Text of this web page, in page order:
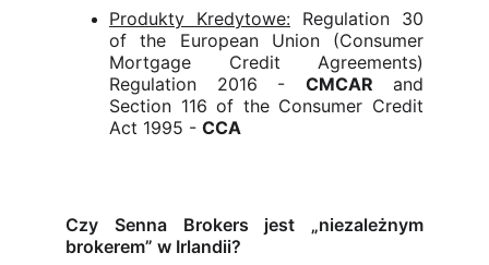
Produkty Kredytowe: Regulation 30
of the European Union (Consumer
Mortgage Credit Agreements)
Regulation 2016 - CMCAR and
Section 116 of the Consumer Credit
Act 1995 - CCA
Czy Senna Brokers jest „niezależnym
brokerem” w Irlandii?